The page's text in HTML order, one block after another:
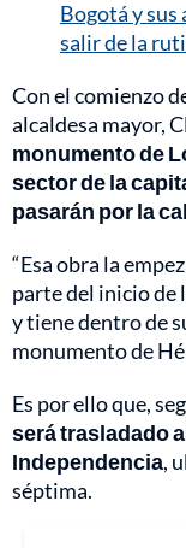
Bogotá y sus
salir de la
Con el comienzo
alcaldesa mayor,
monumento de
sector de la
pasarán por la
“Esa obra la
parte del inicio de
y tiene dentro de
monumento de
Es por ello que,
será trasladado
Independencia,
séptima.